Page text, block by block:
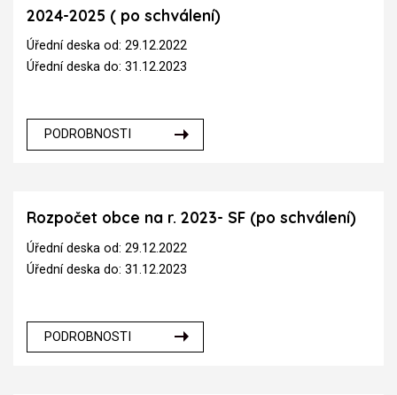
2024-2025 ( po schválení)
Úřední deska od: 29.12.2022
Úřední deska do: 31.12.2023
PODROBNOSTI
Rozpočet obce na r. 2023- SF (po schválení)
Úřední deska od: 29.12.2022
Úřední deska do: 31.12.2023
PODROBNOSTI